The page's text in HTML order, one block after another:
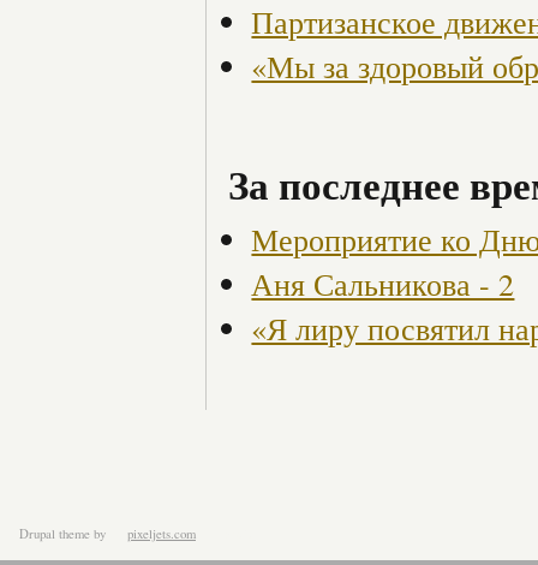
Партизанское
«Мы за здоровый
За последнее
Мероприятие ко Дню
Аня Сальникова - 2
«Я лиру посвятил
Drupal theme by pixeljets.com